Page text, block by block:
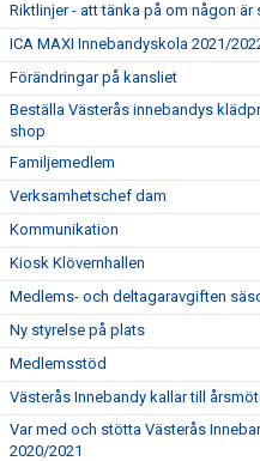
Riktlinjer - att tänka på om någon är
ICA MAXI Innebandyskola 2021/
Förändringar på kansliet
Beställa Västerås innebandys
shop
Familjemedlem
Verksamhetschef dam
Kommunikation
Kiosk Klövernhallen
Medlems- och deltagaravgiften
Ny styrelse på plats
Medlemsstöd
Västerås Innebandy kallar till
Var med och stötta Västerås
2020/2021